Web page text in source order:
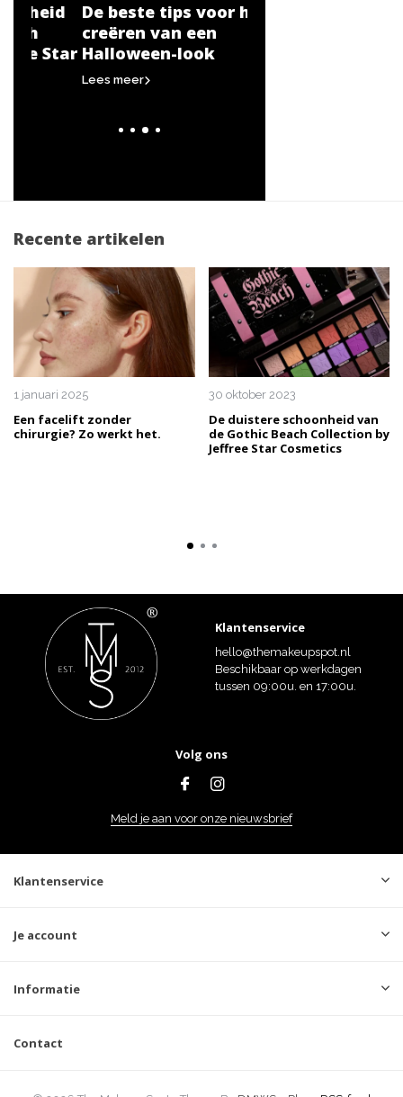
De beste tips voor het
creëren van een
Halloween-look
Lees meer
Recente artikelen
1 januari 2025
Een facelift zonder
chirurgie? Zo werkt het.
30 oktober 2023
De duistere schoonheid van
de Gothic Beach Collection by
Jeffree Star Cosmetics
Klantenservice
hello@themakeupspot.nl
Beschikbaar op werkdagen
tussen 09:00u. en 17:00u.
Volg ons
Meld je aan voor onze nieuwsbrief
Klantenservice
Je account
Informatie
Contact